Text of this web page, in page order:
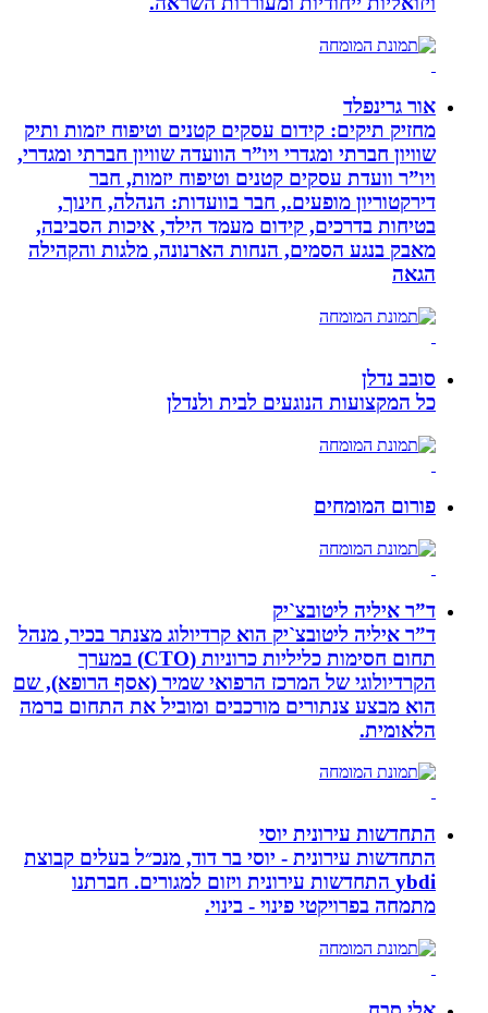
אור גרינפלד
מחזיק תיקים: קידום עסקים קטנים וטיפוח יזמות ותיק
שוויון חברתי ומגדרי ויו”ר הוועדה שוויון חברתי ומגדרי,
ויו”ר וועדת עסקים קטנים וטיפוח יזמות, חבר
דירקטוריון מופעים., חבר בוועדות: הנהלה, חינוך,
בטיחות בדרכים, קידום מעמד הילד, איכות הסביבה,
מאבק בנגע הסמים, הנחות הארנונה, מלגות והקהילה
סובב נדלן
כל המקצועות הנוגעים לבית ולנדלן
פורום המומחים
ד”ר איליה ליטובצ`יק
ד”ר איליה ליטובצ`יק הוא קרדיולוג מצנתר בכיר, מנהל
תחום חסימות כליליות כרוניות (CTO) במערך
הקרדיולוגי של המרכז הרפואי שמיר (אסף הרופא), שם
הוא מבצע צנתורים מורכבים ומוביל את התחום ברמה
הלאומית.
התחדשות עירונית יוסי
התחדשות עירונית - יוסי בר דוד, מנכ״ל בעלים קבוצת
ybdi התחדשות עירונית ויזום למגורים. חברתנו
מתמחה בפרויקטי פינוי - בינוי.